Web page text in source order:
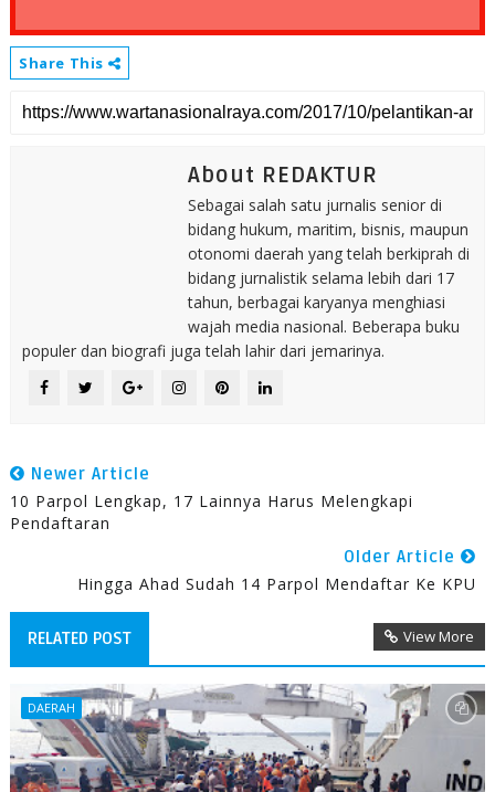
Share This
About REDAKTUR
Sebagai salah satu jurnalis senior di
bidang hukum, maritim, bisnis, maupun
otonomi daerah yang telah berkiprah di
bidang jurnalistik selama lebih dari 17
tahun, berbagai karyanya menghiasi
wajah media nasional. Beberapa buku
populer dan biografi juga telah lahir dari jemarinya.
Newer Article
10 Parpol Lengkap, 17 Lainnya Harus Melengkapi
Pendaftaran
Older Article
Hingga Ahad Sudah 14 Parpol Mendaftar Ke KPU
RELATED POST View More
DAERAH